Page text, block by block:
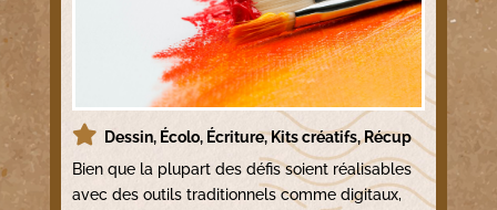
Dessin, Écolo, Écriture,Kits créatifs,Récup
Bien que la plupart des défis soient réalisables
avec des outils traditionnels comme digitaux,